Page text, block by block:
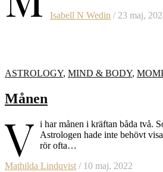
Isabell N Wedin / 23 maj,
ASTROLOGY, MIND & BODY,
Månen
V i har månen i kräftan båda två.
Astrologen hade inte behövt
rör ofta…
Mathilda Lindqvist / 10 maj, 2022